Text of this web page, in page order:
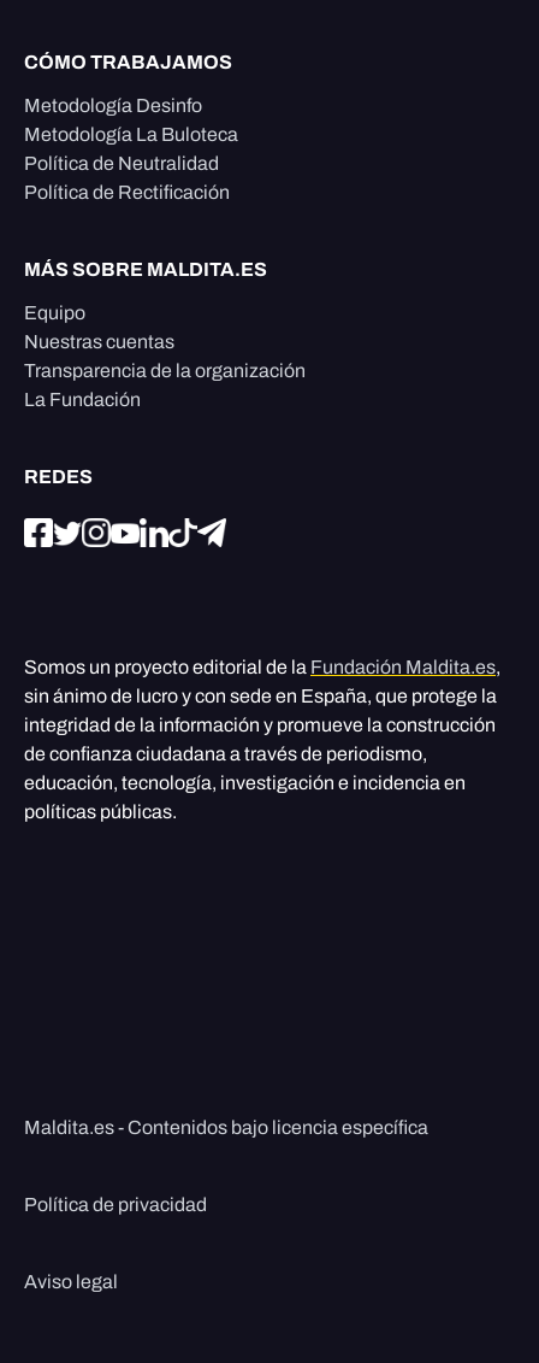
CÓMO TRABAJAMOS
Metodología Desinfo
Metodología La Buloteca
Política de Neutralidad
Política de Rectificación
MÁS SOBRE MALDITA.ES
Equipo
Nuestras cuentas
Transparencia de la organización
La Fundación
REDES
Somos un proyecto editorial de la Fundación Maldita.es,
sin ánimo de lucro y con sede en España, que protege la
integridad de la información y promueve la construcción
de confianza ciudadana a través de periodismo,
educación, tecnología, investigación e incidencia en
políticas públicas.
Maldita.es - Contenidos bajo licencia específica
Política de privacidad
Aviso legal